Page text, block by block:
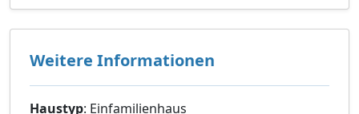
Weitere Informationen
Haustyp: Einfamilienhaus